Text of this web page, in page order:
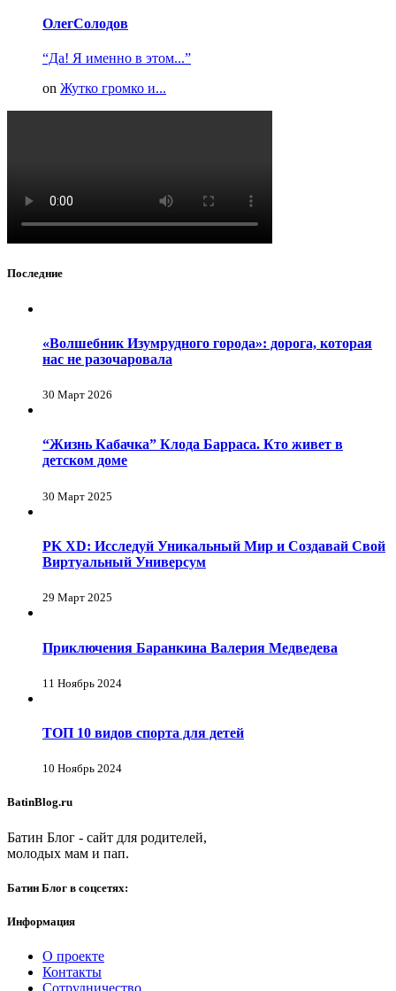
ОлегСолодов
“Да! Я именно в этом...”
on Жутко громко и...
Последние
«Волшебник Изумрудного города»: дорога, которая
нас не разочаровала
30 Март 2026
“Жизнь Кабачка” Клода Барраса. Кто живет в
детском доме
30 Март 2025
PK XD: Исследуй Уникальный Мир и Создавай Свой
Виртуальный Универсум
29 Март 2025
Приключения Баранкина Валерия Медведева
11 Ноябрь 2024
ТОП 10 видов спорта для детей
10 Ноябрь 2024
BatinBlog.ru
Батин Блог - сайт для родителей,
молодых мам и пап.
Батин Блог в соцсетях:
Информация
О проекте
Контакты